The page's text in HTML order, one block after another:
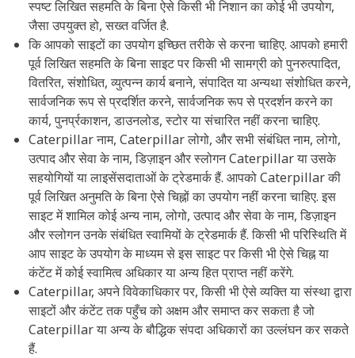
स्पष्ट लिखित सहमति के बिना ऐसे किसी भी निशान का कोई भी उपयोग,
जैसा उपयुक्त हो, सख्त वर्जित है.
कि आपको साइटों का उपयोग इच्छित तरीके से करना चाहिए. आपको हमारी
पूर्व लिखित सहमति के बिना साइट पर किसी भी सामग्री को पुनरुत्पादित,
वितरित, संशोधित, व्युत्पन्न कार्य बनाने, संपादित या अन्यथा संशोधित करने,
सार्वजनिक रूप से प्रदर्शित करने, सार्वजनिक रूप से प्रदर्शन करने का
कार्य, पुनर्प्रकाशन, डाउनलोड, स्टोर या संचारित नहीं करना चाहिए.
Caterpillar नाम, Caterpillar लोगो, और सभी संबंधित नाम, लोगो,
उत्पाद और सेवा के नाम, डिज़ाइन और स्लोगन Caterpillar या उसके
सहयोगियों या लाइसेंसदाताओं के ट्रेडमार्क हैं. आपको Caterpillar की
पूर्व लिखित अनुमति के बिना ऐसे चिह्नों का उपयोग नहीं करना चाहिए. इस
साइट में शामिल कोई अन्य नाम, लोगो, उत्पाद और सेवा के नाम, डिज़ाइन
और स्लोगन उनके संबंधित स्वामियों के ट्रेडमार्क हैं. किसी भी परिस्थिति में
आप साइट के उपयोग के माध्यम से इस साइट पर किसी भी ऐसे चिह्न या
कंटेंट में कोई स्वामित्व अधिकार या अन्य हित प्राप्त नहीं करेंगे.
Caterpillar, अपने विवेकाधिकार पर, किसी भी ऐसे व्यक्ति या संस्था द्वारा
साइटों और कंटेंट तक पहुँच को अक्षम और समाप्त कर सकता है जो
Caterpillar या अन्य के बौद्धिक संपदा अधिकारों का उल्लंघन कर सकते
हैं.